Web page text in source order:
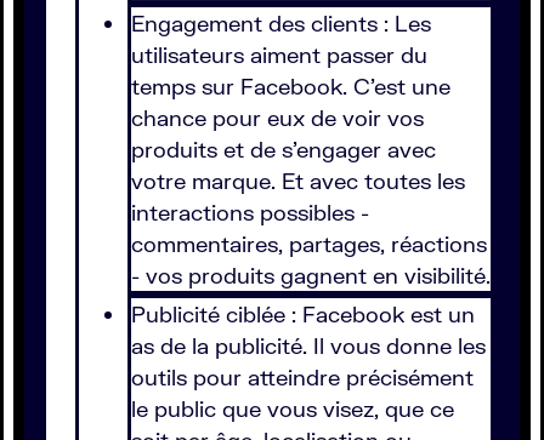
Engagement des clients : Les
utilisateurs aiment passer du
temps sur Facebook. C'est une
chance pour eux de voir vos
produits et de s'engager avec
votre marque. Et avec toutes les
interactions possibles -
commentaires, partages, réactions
- vos produits gagnent en visibilité.
Publicité ciblée : Facebook est un
as de la publicité. Il vous donne les
outils pour atteindre précisément
le public que vous visez, que ce